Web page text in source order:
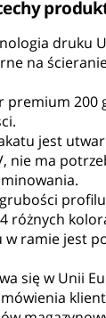
druku
na
premium 200
jest
nie ma
różnych
w ramie jest
się w Unii